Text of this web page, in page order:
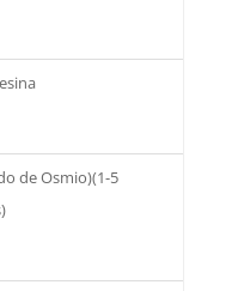
de Osmio)(1-5